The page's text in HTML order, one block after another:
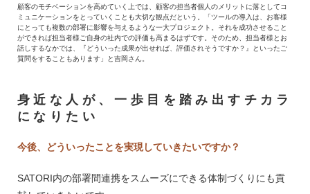
顧客のモチベーションを高めていく上では、顧客の担当者個人のメリットに落としてコ
ミュニケーションをとっていくことも大切な観点だという。「ツールの導入は、お客様
にとっても複数の部署に影響を与えるような一大プロジェクト。それを成功させること
ができれば担当者様ご自身の社内での評価も高まるはずです。そのため、担当者様とお
話しするなかでは、『どういった成果が出せれば、評価されそうですか？』といったご
質問をすることもあります」と吉岡さん。
身近な人が、一歩目を踏み出すチカラ
になりたい
今後、どういったことを実現していきたいですか？
SATORI内の部署間連携をスムーズにできる体制づくりにも貢